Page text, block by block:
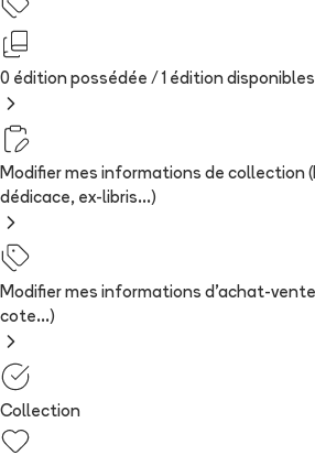
0 édition possédée / 1 édition disponibles
Modifier mes informations de collection
dédicace, ex-libris...)
Modifier mes informations d'achat-
cote...)
Collection